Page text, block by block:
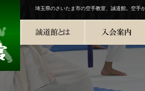
埼玉県のさいたま市の空手教室、誠道館。空手